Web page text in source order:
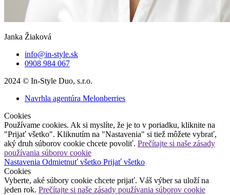
Janka Žiaková
info@in-style.sk
0908 984 067
2024 © In-Style Duo, s.r.o.
Navrhla agentúra Melonberries
Cookies
Používame cookies. Ak si myslíte, že je to v poriadku, kliknite na
"Prijať všetko". Kliknutím na "Nastavenia" si tiež môžete vybrať,
aký druh súborov cookie chcete povoliť. Prečítajte si naše zásady
používania súborov cookie
Nastavenia Odmietnuť všetko Prijať všetko
Cookies
Vyberte, aké súbory cookie chcete prijať. Váš výber sa uloží na
jeden rok. Prečítajte si naše zásady používania súborov cookie